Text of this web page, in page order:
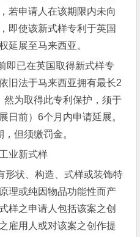
若申请人在该期限内未向
即使该新式样专利于英国
延展至马来西亚。
已在英国取得新式样专
旧法于马来西亚拥有最长2
然为取得此专利保护，须于
日前）6个月内申请延展。
但须缴罚金。
业新式样
状、构造、式样或装饰特
理或纯因物品功能性而产
样之申请人包括该案之创
雇用人或对该案之创作提